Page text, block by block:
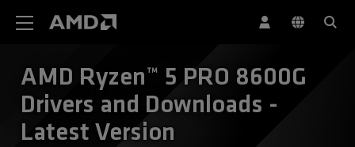
AMD Ryzen™ 5 PRO 8600G
Drivers and Downloads -
Latest Version